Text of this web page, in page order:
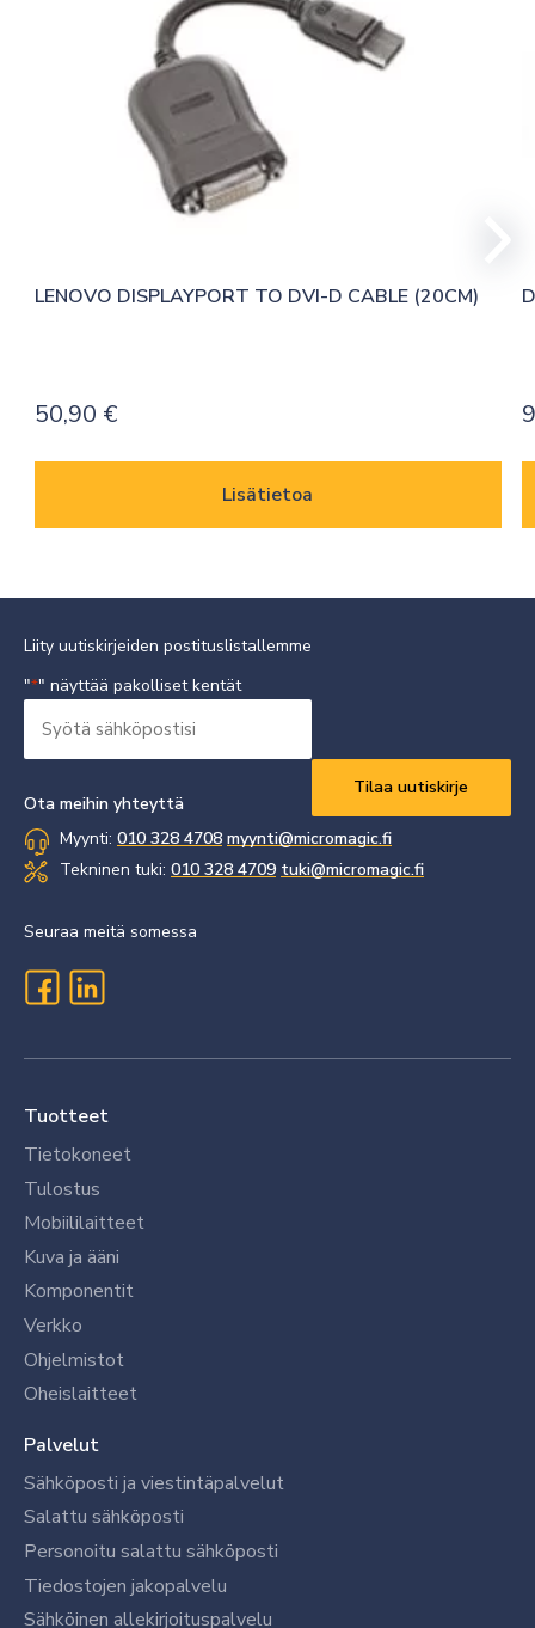
LENOVO DISPLAYPORT TO DVI-D CABLE (20CM)
50,90 €
Lisätietoa
Liity uutiskirjeiden postituslistallemme
"*" näyttää pakolliset kentät
sähköpostisi
Ota meihin yhteyttä
Myynti: 010 328 4708 myynti@micromagic.fi
Tekninen tuki: 010 328 4709 tuki@micromagic.fi
Seuraa meitä somessa
Tuotteet
Tietokoneet
Tulostus
Mobiililaitteet
Kuva ja ääni
Komponentit
Verkko
Ohjelmistot
Oheislaitteet
Palvelut
Sähköposti ja viestintäpalvelut
Salattu sähköposti
Personoitu salattu sähköposti
Tiedostojen jakopalvelu
Sähköinen allekirjoituspalvelu